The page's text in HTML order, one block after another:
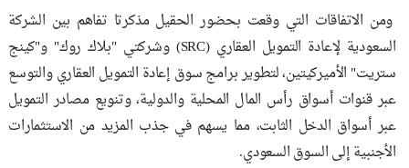
ومن الاتفاقات التي وقعت بحضور الحقيل مذكرتا تفاهم بين الشركة
السعودية لإعادة التمويل العقاري (SRC) وشركتي "بلاك روك" و"كينج
ستريت" الأميركيتين، لتطوير برامج سوق إعادة التمويل العقاري والتوسع
عبر قنوات أسواق رأس المال المحلية والدولية، وتنويع مصادر التمويل
عبر أسواق الدخل الثابت، مما يسهم في جذب المزيد من الاستثمارات
الأجنبية إلى السوق السعودي.